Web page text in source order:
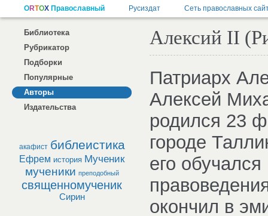
Библиотека
Рубрикатор
Подборки
Популярные
Авторы
Издательства
акафист библеистика
Ефрем история Мученик
мученики преподобный
священномученик
Сирин
Алексий II
Патриарх
Алексей
родился 23
городе
его
окончил в